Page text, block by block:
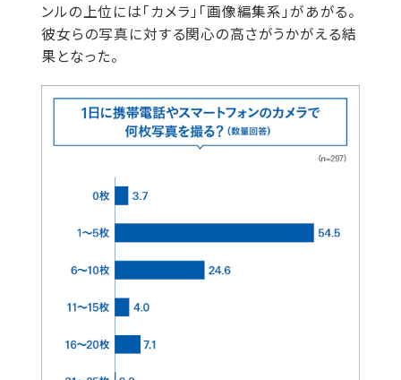
ンルの上位には「カメラ」「画像編集系」があがる。
彼女らの写真に対する関心の高さがうかがえる結
果となった。